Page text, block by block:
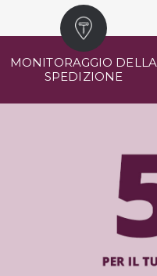
MONITORAGGIO DELLA
SPEDIZIONE